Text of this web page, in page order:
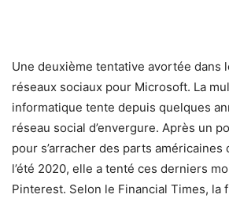
Une deuxième tentative avortée dans
réseaux sociaux pour Microsoft. La
informatique tente depuis quelques
réseau social d’envergure. Après un
pour s’arracher des parts américaines
l’été 2020, elle a tenté ces derniers
Pinterest. Selon le Financial Times, la